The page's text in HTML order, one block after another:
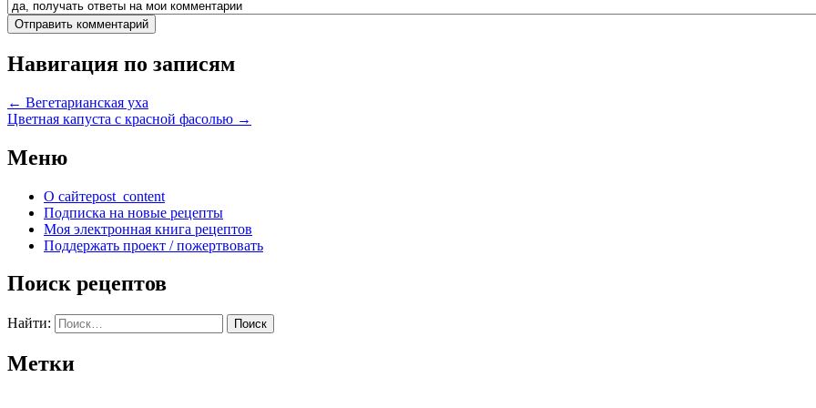
Навигация по записям
← Вегетарианская уха
Цветная капуста с красной фасолью →
Меню
О сайтеpost_content
Подписка на новые рецепты
Моя электронная книга рецептов
Поддержать проект / пожертвовать
Поиск рецептов
Найти:
Метки